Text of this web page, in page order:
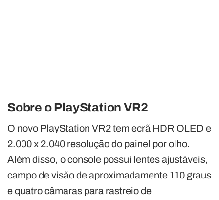
Sobre o PlayStation VR2
O novo PlayStation VR2 tem ecrã HDR OLED e
2.000 x 2.040 resolução do painel por olho.
Além disso, o console possui lentes ajustáveis,
campo de visão de aproximadamente 110 graus
e quatro câmaras para rastreio de